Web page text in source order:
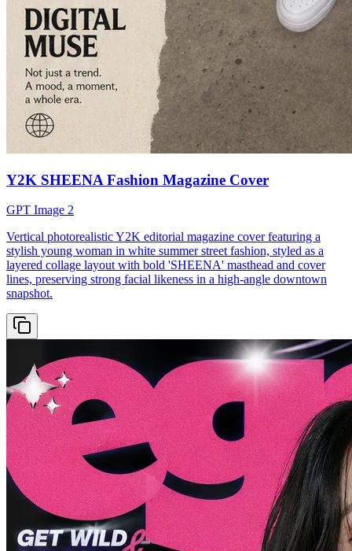
Y2K SHEENA Fashion Magazine Cover
GPT Image 2
Vertical photorealistic Y2K editorial magazine cover featuring a
stylish young woman in white summer street fashion, styled as a
layered collage layout with bold 'SHEENA' masthead and cover
lines, preserving strong facial likeness in a high-angle downtown
snapshot.